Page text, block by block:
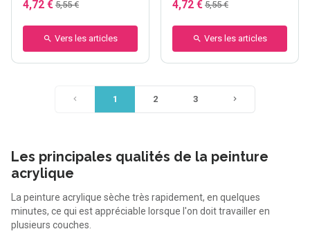
4,72 € 5,55 €
Vers les articles
4,72 € 5,55 €
Vers les articles
1 2 3
Les principales qualités de la peinture
acrylique
La peinture acrylique sèche très rapidement, en quelques
minutes, ce qui est appréciable lorsque l'on doit travailler en
plusieurs couches.